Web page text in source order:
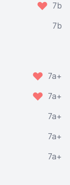
7b
7b
7a+
7a+
7a+
7a+
7a+